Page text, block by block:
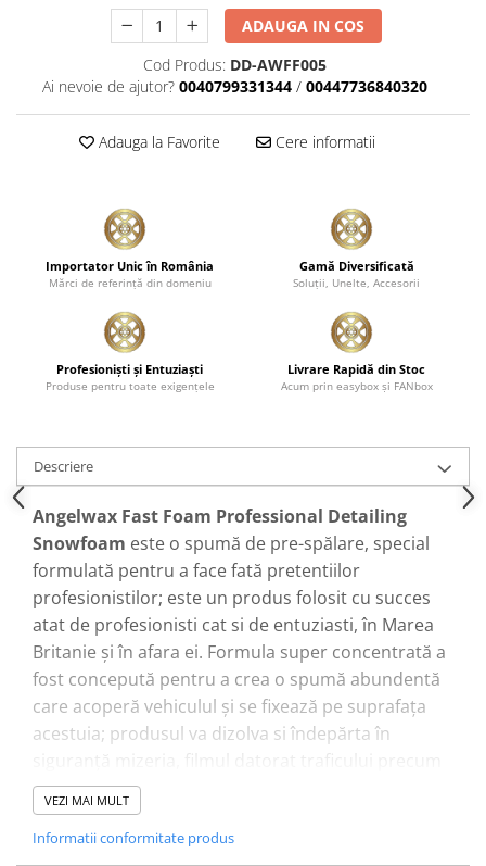
Odorizante
Accesorii
Recondiţionare Piele
Mănuşi Spălare
Prosoape Uscare
Lavete Microfibră
Aplicatoare Microfibră
Accesorii Detailing Auto
Pulverizatoare
Mănuşi Nitril / Diverse
Kit-uri Detailing
Seria PRO (5L & 25L)
Exterior
Interior
Jante şi Anvelope
Compartiment Motor
Paint Protection Film (PPF)
Oferte Speciale
Detailing Outlet
ADAUGA IN COS
Cod Produs: DD-AWFF005
Ai nevoie de ajutor? 0040799331344 / 00447736840320
Adauga la Favorite Cere informatii
Importator Unic în România
Mărci de referinţă din domeniu
Gamă Diversificată
Soluţii, Unelte, Accesorii
Profesionişti şi Entuziaşti
Produse pentru toate exigenţele
Livrare Rapidă din Stoc
Acum prin easybox şi FANbox
Descriere
Angelwax Fast Foam Professional Detailing
Snowfoam este o spumă de pre-spălare, special
formulată pentru a face fată pretentiilor
profesionistilor; este un produs folosit cu succes
atat de profesionisti cat si de entuziasti, în Marea
Britanie și în afara ei. Formula super concentrată a
fost concepută pentru a crea o spumă abundentă
care acoperă vehiculul și se fixează pe suprafața
acestuia; produsul va dizolva si îndepărta în
și alte depozite dăunătoare de pe suprafetele
vehiculul dvs.
Fast Foam a fost conceput special pentru a oferi
VEZI MAI MULT
Informatii conformitate produs